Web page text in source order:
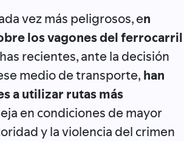
vez más peligrosos, en
los vagones del ferrocarril
recientes, ante la decisión
medio de transporte, han
a utilizar rutas más
en condiciones de mayor
y la violencia del crimen